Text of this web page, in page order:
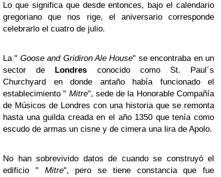
Lo que significa que desde entonces, bajo el calendario
gregoriano que nos rige, el aniversario corresponde
celebrarlo el cuatro de julio.
La " Goose and Gridiron Ale House" se encontraba en un
sector de Londres conocido como St. Paul´s
Churchyard en donde antaño había funcionado el
establecimiento " Mitre", sede de la Honorable Compañía
de Músicos de Londres con una historia que se remonta
hasta una guilda creada en el año 1350 que tenía como
escudo de armas un cisne y de cimera una lira de Apolo.
No han sobrevivido datos de cuando se construyó el
edificio " Mitre", pero se tiene constancia que fue